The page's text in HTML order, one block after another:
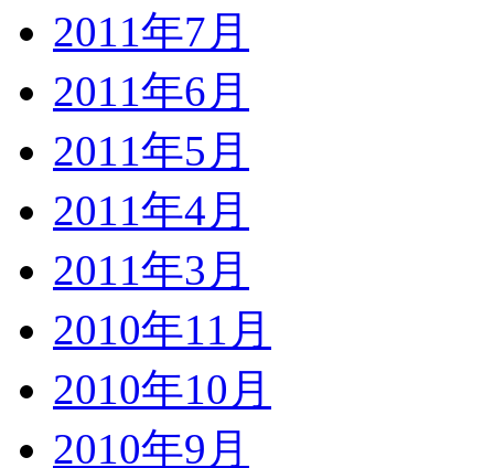
2011年7月
2011年6月
2011年5月
2011年4月
2011年3月
2010年11月
2010年10月
2010年9月